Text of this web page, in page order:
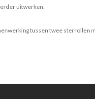
uitwerken.
tussen twee sterrollen